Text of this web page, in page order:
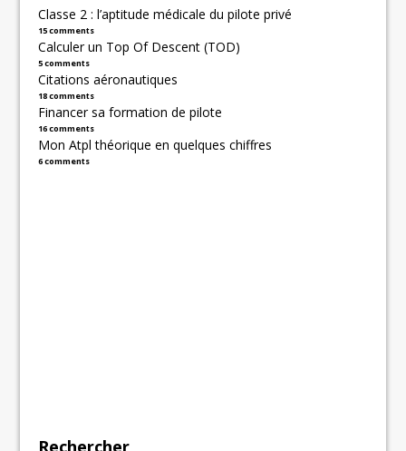
Classe 2 : l’aptitude médicale du pilote privé
15 comments
Calculer un Top Of Descent (TOD)
5 comments
Citations aéronautiques
18 comments
Financer sa formation de pilote
16 comments
Mon Atpl théorique en quelques chiffres
6 comments
Rechercher